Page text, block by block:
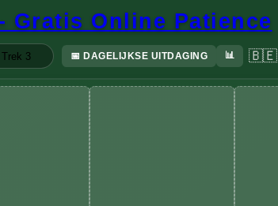
Gratis Online Patience
Trek 3 📅 DAGELIJKSE UITDAGING 📊 🇧🇪